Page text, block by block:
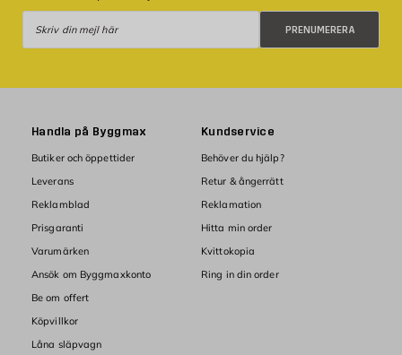
PRENUMERERA
Handla på Byggmax
Butiker och öppettider
Leverans
Reklamblad
Prisgaranti
Varumärken
Ansök om Byggmaxkonto
Be om offert
Köpvillkor
Låna släpvagn
Kundservice
Behöver du hjälp?
Retur & ångerrätt
Reklamation
Hitta min order
Kvittokopia
Ring in din order